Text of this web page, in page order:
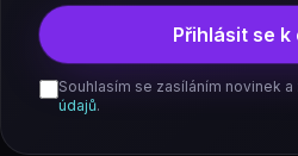
Přihlásit se k
Souhlasím se zasíláním novinek a
údajů.